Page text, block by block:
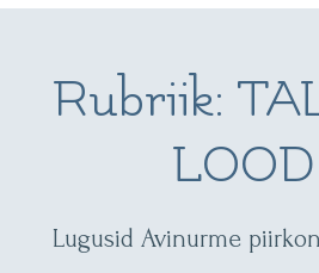
Rubriik:
LOOD
Lugusid Avinurme